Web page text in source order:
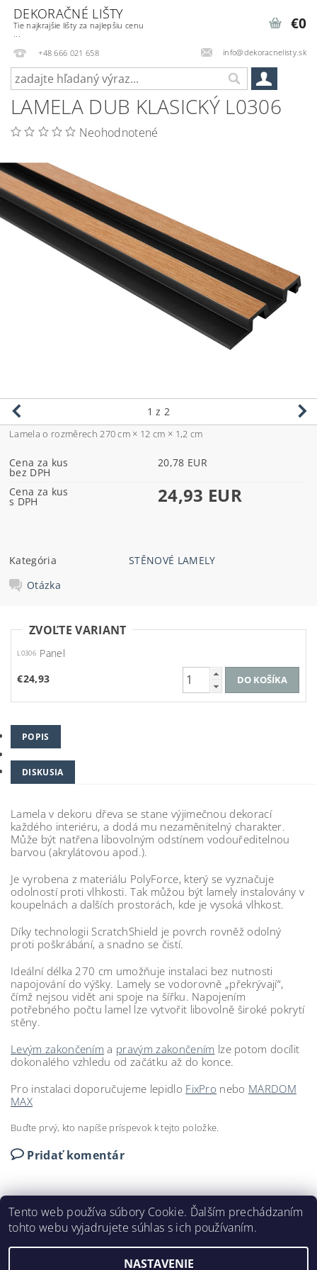
DEKORAČNÉ LIŠTY
Tie najkrajšie lišty za najlepšiu cenu
...
+48 666 021 658
info@dekoracnelisty.sk
€0
LAMELA DUB KLASICKÝ L0306
Neohodnotené
1 z 2
Lamela o rozměrech 270 cm × 12 cm × 1,2 cm
Cena za kus
bez DPH
20,78 EUR
Cena za kus
s DPH 24,93 EUR
Kategória
STĚNOVÉ LAMELY
Otázka
ZVOĽTE VARIANT
L0306 Panel
€24,93
POPIS
DISKUSIA
Lamela v dekoru dřeva se stane výjimečnou dekorací
každého interiéru, a dodá mu nezaměnitelný charakter.
Může být natřena libovolným odstínem vodouředitelnou
barvou (akrylátovou apod.).
Je vyrobena z materiálu PolyForce, který se vyznačuje
odolností proti vlhkosti. Tak můžou být lamely instalovány v
koupelnách a dalších prostorách, kde je vysoká vlhkost.
Díky technologii ScratchShield je povrch rovněž odolný
proti poškrábání, a snadno se čistí.
Ideální délka 270 cm umožňuje instalaci bez nutnosti
napojování do výšky. Lamely se vodorovně „překrývají“,
čímž nejsou vidět ani spoje na šířku. Napojením
potřebného počtu lamel lze vytvořit libovolně široké pokrytí
stěny.
Levým zakončením a pravým zakončením lze potom docílit
dokonalého vzhledu od začátku až do konce.
Pro instalaci doporučujeme lepidlo FixPro nebo MARDOM
MAX
Buďte prvý, kto napíše príspevok k tejto položke.
Pridať komentár
DEKORAČNÉ LIŠTY © 2024
Tento web používa súbory Cookie. Ďalším prechádzaním
tohto webu vyjadrujete súhlas s ich používaním.
NASTAVENIE